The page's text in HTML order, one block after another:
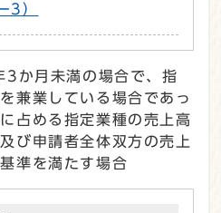
3）
か月未満の場合で、指
兼業している場合であっ
占める指定業種の売上高
び申請者全体双方の売上
準を満たす場合